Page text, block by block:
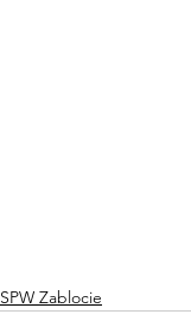
SPW Zablocie